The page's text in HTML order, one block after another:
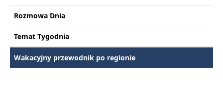
Rozmowa Dnia
Temat Tygodnia
Wakacyjny przewodnik po regionie